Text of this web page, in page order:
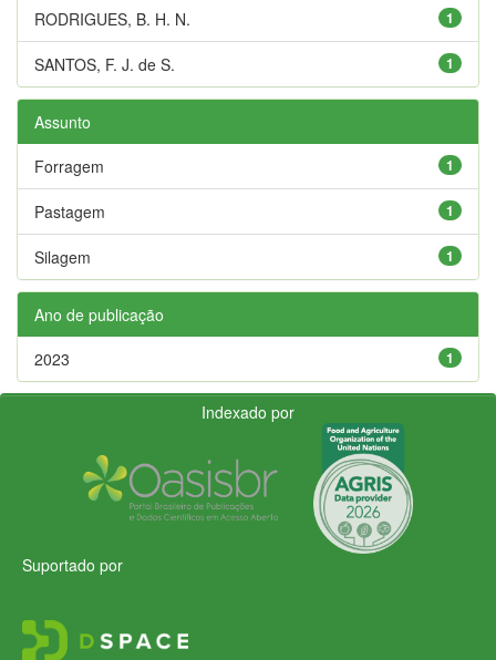
1
RODRIGUES, B. H. N.
1
SANTOS, F. J. de S.
Assunto
1
Forragem
1
Pastagem
1
Silagem
Ano de publicação
1
2023
Indexado por
Suportado por